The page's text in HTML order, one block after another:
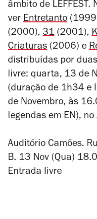
âmbito de LEFFEST.
ver Entretanto
(2000), 31 (2001),
Criaturas (2006) e
distribuídas por
livre: quarta, 13 de
(duração de 1h34 e
de Novembro, às
legendas em EN),
Auditório Camões.
B. 13 Nov (Qua)
Entrada livre